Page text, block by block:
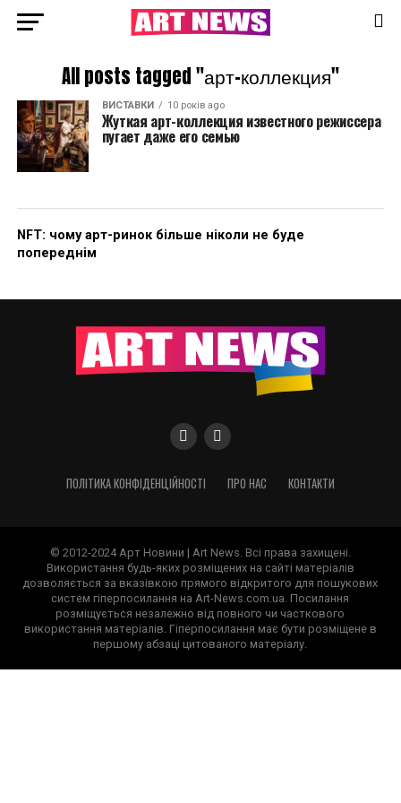
All posts tagged "арт-коллекция"
ВИСТАВКИ 10 років ago
Жуткая арт-коллекция известного режиссера
пугает даже его семью
NFT: чому арт-ринок більше ніколи не буде
попереднім
ПОЛІТИКА КОНФІДЕНЦІЙНОСТІ ПРО НАС КОНТАКТИ
© 2012-2024 Арт Новини | Art News. Всі права захищені.
Використання будь-яких розміщених на сайті матеріалів
дозволяється за вказівкою прямого відкритого для пошукових
систем гіперпосилання на Art-News.com.ua. Посилання
розміщується незалежно від повного чи часткового
використання матеріалів. Гіперпосилання має бути розміщене в
першому абзаці цитованого матеріалу.